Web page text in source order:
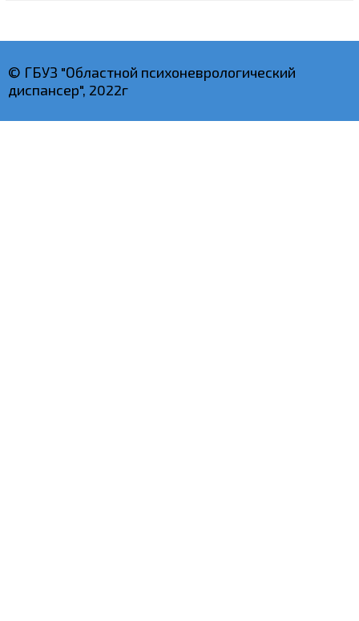
© ГБУЗ "Областной психоневрологический
диспансер", 2022г